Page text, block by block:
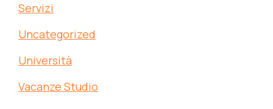
Servizi
Uncategorized
Università
Vacanze Studio